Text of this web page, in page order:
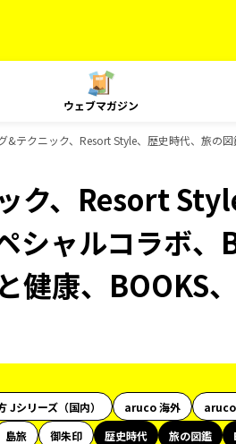
ウェブマガジン
&テクニック、Resort Style、歴史時代、旅の
ク、Resort
シャルコラボ、
健康、BOOKS
Jシリーズ（国内） aruco 海外
島旅 御朱印 歴史時代 旅の図鑑